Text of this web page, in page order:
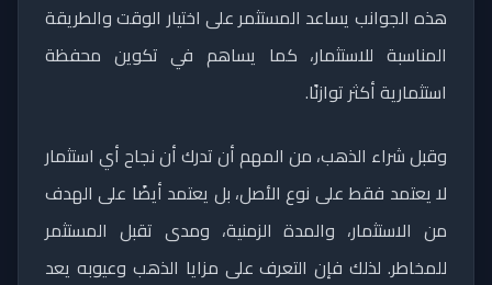
هذه الجوانب يساعد المستثمر على اختيار الوقت والطريقة
المناسبة للاستثمار، كما يساهم في تكوين محفظة
استثمارية أكثر توازنًا.
وقبل شراء الذهب، من المهم أن تدرك أن نجاح أي استثمار
لا يعتمد فقط على نوع الأصل، بل يعتمد أيضًا على الهدف
من الاستثمار، والمدة الزمنية، ومدى تقبل المستثمر
للمخاطر. لذلك فإن التعرف على مزايا الذهب وعيوبه يعد